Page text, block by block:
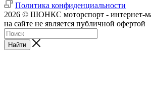
Политика конфиденциальности
2026 © ШОНКС моторспорт - интернет-
на сайте не является публичной офертой
Найти